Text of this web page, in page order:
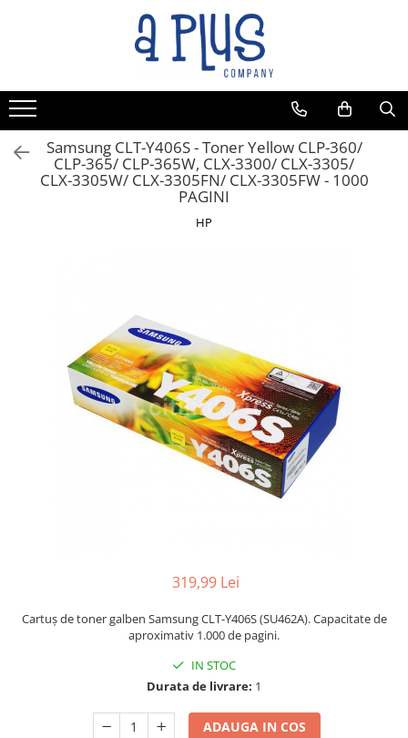
Benzi pentru etichete
Cartuse de cerneala
Cartuse toner
Colectoare toner rezidual
Samsung CLT-Y406S - Toner Yellow CLP-360/
CLP-365/ CLP-365W, CLX-3300/ CLX-3305/
CLX-3305W/ CLX-3305FN/ CLX-3305FW - 1000
PAGINI
HP
319,99 Lei
Cartuș de toner galben Samsung CLT-Y406S (SU462A). Capacitate de
aproximativ 1.000 de pagini.
IN STOC
Durata de livrare: 1
ADAUGA IN COS